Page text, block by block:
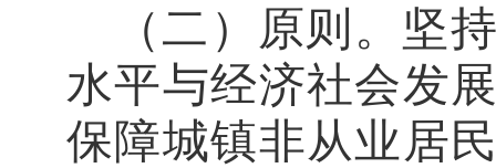
（二）原则。坚
水平与经济社会发
保障城镇非从业居